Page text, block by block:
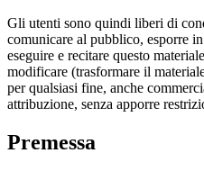
Gli utenti sono quindi liberi di
comunicare al pubblico, esporre
eseguire e recitare questo
modificare (trasformare il
per qualsiasi fine, anche
attribuzione, senza apporre
Premessa